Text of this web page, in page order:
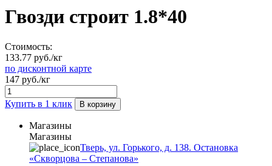
Гвозди строит 1.8*40
Стоимость:
133.77 руб./кг
по дисконтной карте
147 руб./кг
Купить в 1 клик В корзину
Магазины
Магазины
Тверь, ул. Горького, д. 138. Остановка
«Скворцова – Степанова»